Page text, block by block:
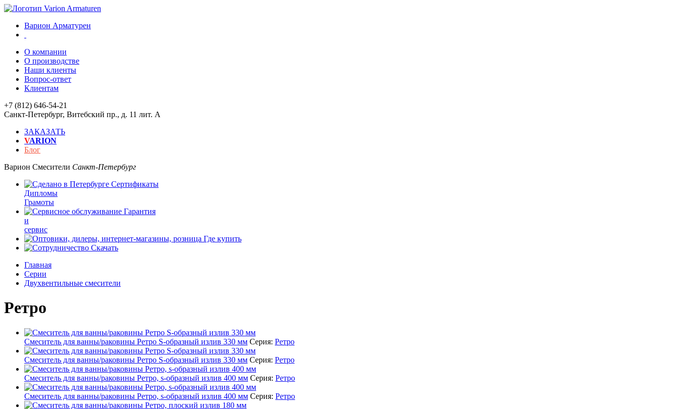
Варион Арматурен
О компании
О производстве
Наши клиенты
Вопрос-ответ
Клиентам
+7 (812) 646-54-21
Санкт-Петербург, Витебский пр., д. 11 лит. А
ЗАКАЗАТЬ
VARION
Блог
Варион Смесители Санкт-Петербург
Сертификаты
Дипломы
Грамоты
Гарантия
и
сервис
Где купить
Скачать
Главная
Серии
Двухвентильные смесители
Ретро
Смеситель для ванны/раковины Ретро S-образный излив 330 мм Серия: Ретро
Смеситель для ванны/раковины Ретро S-образный излив 330 мм Серия: Ретро
Смеситель для ванны/раковины Ретро, s-образный излив 400 мм Серия: Ретро
Смеситель для ванны/раковины Ретро, s-образный излив 400 мм Серия: Ретро